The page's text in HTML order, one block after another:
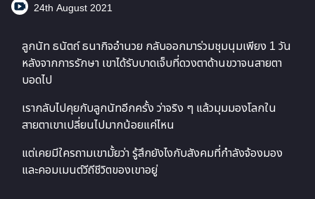
24th August 2021
ลูกนัท ธนัตถ์ ธนากิจอำนวย กลับออกมาร่วมชุมนุมเพียง 1 วัน
หลังจากการรักษา เขาได้รับบาดเจ็บที่ดวงตาด้านขวาจนสายตา
บอดไป
เรากลับไปคุยกับลูกนัทอีกครั้ง ว่าจริง ๆ แล้วมุมมองโลกใน
สายตาเขาเปลี่ยนไปมากน้อยแค่ไหน
แต่เคยมีใครถามเขามั้ยว่า รู้สึกยังไงกับสังคมที่กำลังจ้องมอง
และคอมเมนต์วีถีชีวิตของเขาอยู่